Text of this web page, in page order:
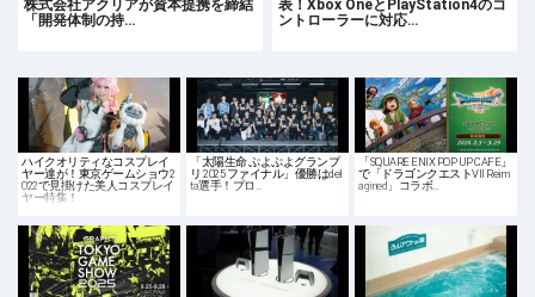
株式会社アクリアが資本提携を締結
「開発体制の持…
表！Xbox OneとPlayStation4のコ
ントローラーに対応…
ハイクオリティなコスプレイ
ヤー達が！東京ゲームショウ2
022で見掛けた美人コスプレイ
ヤー特集！
「太陽生命 ぷよぷよグランプ
リ 2025 ファイナル」優勝はdel
ta選手！プロ…
「SQUARE ENIX POP UP CAFE」
で「ドラゴンクエストVII Reim
agined」コラボ…